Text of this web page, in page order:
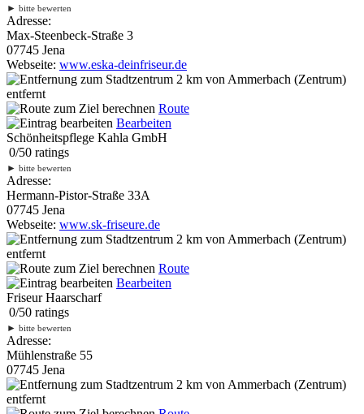
► bitte bewerten
Adresse:
Max-Steenbeck-Straße 3
07745 Jena
Webseite: www.eska-deinfriseur.de
2 km von Ammerbach (Zentrum)
entfernt
Route
Bearbeiten
Schönheitspflege Kahla GmbH
0/50 ratings
► bitte bewerten
Adresse:
Hermann-Pistor-Straße 33A
07745 Jena
Webseite: www.sk-friseure.de
2 km von Ammerbach (Zentrum)
entfernt
Route
Bearbeiten
Friseur Haarscharf
0/50 ratings
► bitte bewerten
Adresse:
Mühlenstraße 55
07745 Jena
2 km von Ammerbach (Zentrum)
entfernt